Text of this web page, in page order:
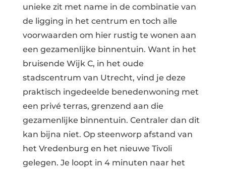
unieke zit met name in de combinatie van
de ligging in het centrum en toch alle
voorwaarden om hier rustig te wonen aan
een gezamenlijke binnentuin. Want in het
bruisende Wijk C, in het oude
stadscentrum van Utrecht, vind je deze
praktisch ingedeelde benedenwoning met
een privé terras, grenzend aan die
gezamenlijke binnentuin. Centraler dan dit
kan bijna niet. Op steenworp afstand van
het Vredenburg en het nieuwe Tivoli
gelegen. Je loopt in 4 minuten naar het